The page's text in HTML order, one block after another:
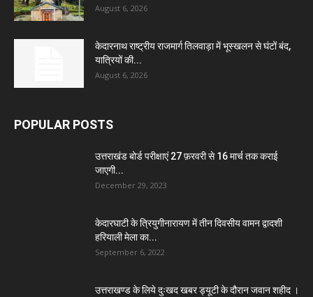
August 6, 2026
केदारनाथ राष्ट्रीय राजमार्ग तिलवाड़ा में भूस्खलन से घंटों बंद,
यात्रियों की...
August 6, 2026
POPULAR POSTS
उत्तराखंड बोर्ड परीक्षाएं 27 फ़रवरी से 16 मार्च तक कराई
जाएगी...
December 29, 2023
केदारघाटी के त्रियुगीनारायण में तीन दिवसीय वामन द्वादशी
हरियाली मेला का...
September 6, 2022
उत्तराखण्ड के लिये दुःखद खबर ड्यूटी के दौरान जवान शहीद ।